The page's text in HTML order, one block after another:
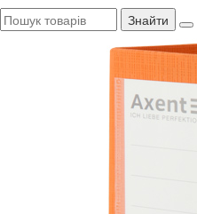
Знайти